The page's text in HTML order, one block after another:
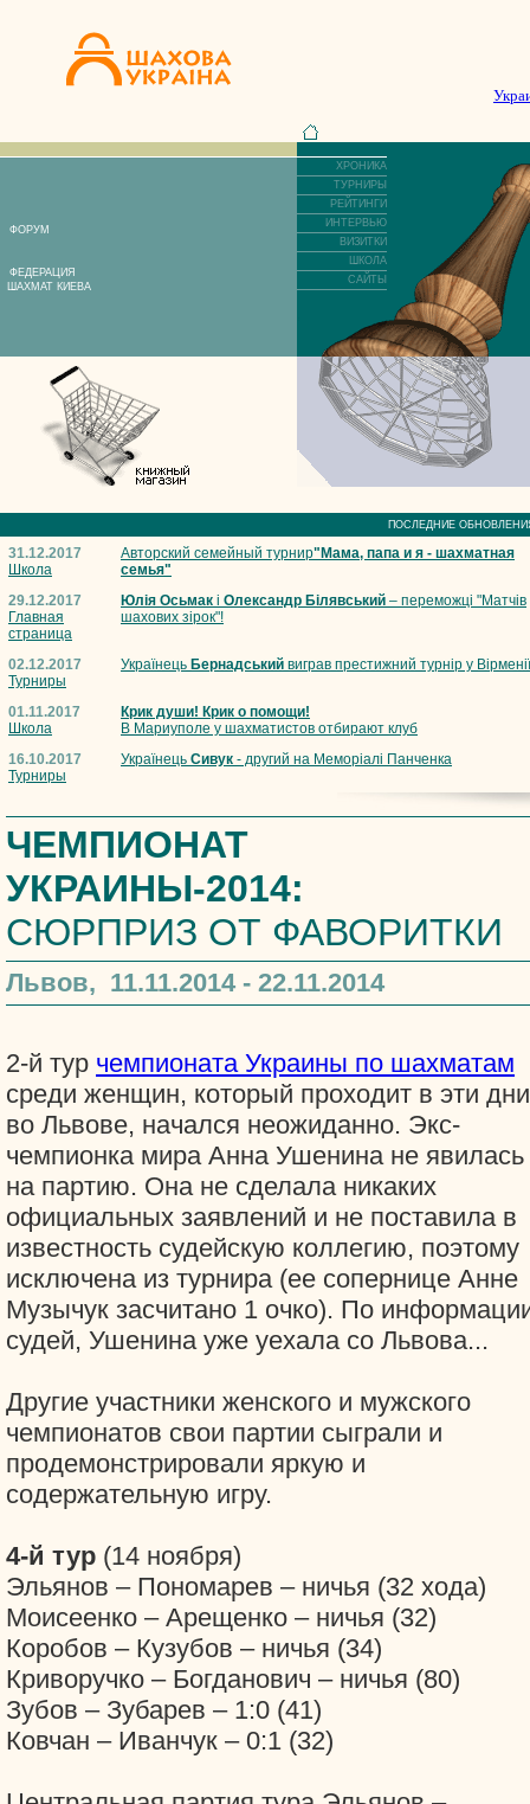
ФОРУМ
ФЕДЕРАЦИЯ
ШАХМАТ КИЕВА
ХРОНИКА
ТУРНИРЫ
РЕЙТИНГИ
ИНТЕРВЬЮ
ВИЗИТКИ
ШКОЛА
САЙТЫ
ПОСЛЕДНИЕ
31.12.2017
Школа
Авторский семейный турнир"Мама, папа и я - шахматная
семья"
29.12.2017
Главная
страница
Юлія Осьмак і Олександр Білявський – переможці "Матчів
шахових зірок"!
02.12.2017
Турниры
Українець Бернадський виграв престижний турнір у Вірменії
01.11.2017
Школа
Крик души! Крик о помощи!
В Мариуполе у шахматистов отбирают клуб
16.10.2017
Турниры
Українець Сивук - другий на Меморіалі Панченка
ЧЕМПИОНАТ
УКРАИНЫ-2014:
СЮРПРИЗ ОТ ФАВОРИТКИ
Львов, 11.11.2014 - 22.11.2014
2-й тур чемпионата Украины по шахматам
среди женщин, который проходит в эти дни
во Львове, начался неожиданно. Экс-
чемпионка мира Анна Ушенина не явилась
на партию. Она не сделала никаких
официальных заявлений и не поставила в
известность судейскую коллегию, поэтому
исключена из турнира (ее сопернице Анне
Музычук засчитано 1 очко). По
судей, Ушенина уже уехала со Львова...
Другие участники женского и мужского
чемпионатов свои партии сыграли и
продемонстрировали яркую и
содержательную игру.
4-й тур (14 ноября)
Эльянов – Пономарев – ничья (32 хода)
Моисеенко – Арещенко – ничья (32)
Коробов – Кузубов – ничья (34)
Криворучко – Богданович – ничья (80)
Зубов – Зубарев – 1:0 (41)
Ковчан – Иванчук – 0:1 (32)